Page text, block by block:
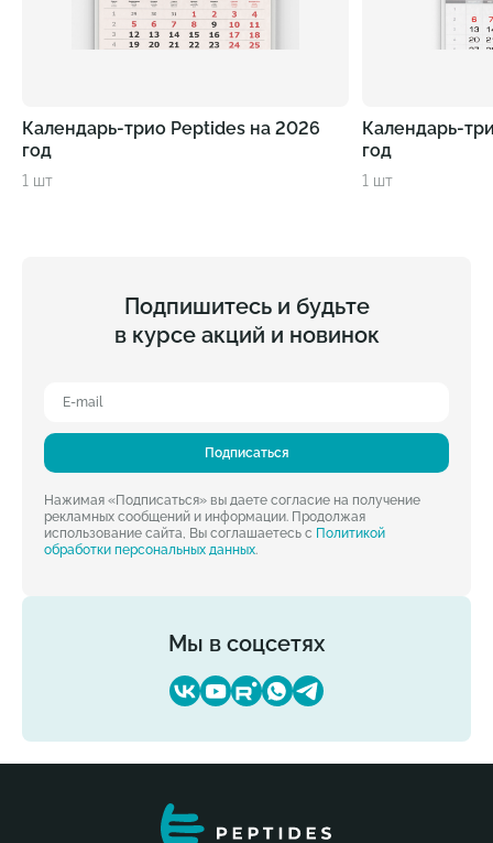
Календарь-трио Peptides на 2026
год
1 шт
Календарь-
год
1 шт
Подпишитесь и будьте
в курсе акций и новинок
Подписаться
Нажимая «Подписаться» вы даете согласие на получение
рекламных сообщений и информации. Продолжая
использование сайта, Вы соглашаетесь с Политикой
обработки персональных данных.
Мы в соцсетях